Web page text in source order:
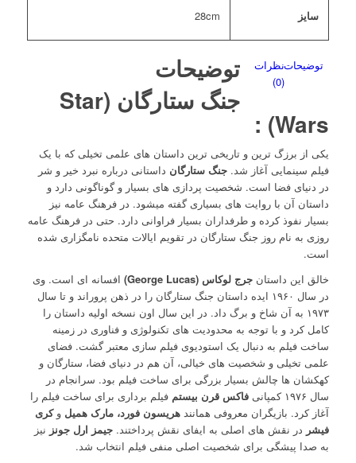
سایز 28cm
توضیحاتنظرات
(0)
توضیحات
جنگ ستارگان (Star
Wars) :
یکی از برزگ ترین و تاریخی ترین داستان های علمی تخیلی که با یک
فیلم سینمایی آغاز شد. جنگ ستارگان داستانی درباره نبرد خیر و شر
در دنیای فضا است. شخصیت پردازی های بسیار و گوناگونی دارد و
داستان آن با روایت های بسیاری گفته میشود. در فرهنگ عامه نیز
بسیار نفوذ کرده و طرفداران بسیار فراوانی دارد. حتی در فرهنگ عامه
روزی به نام روز جنگ ستارگان در تقویم ایالات متحده نامگزاری شده
است.
خالق این داستان جرج لوکاس (George Lucas)
افسانه ای است. وی
در سال ۱۹۶۰ ایده داستان جنگ ستارگان را در ذهن پروراند و تا سال
۱۹۷۳ به آن شاخ و برگ داد. در این سال اون نسخه اولیه داستان را
کامل کرد و با توجه به محدودیت های تکنولوژی و فناوری در زمینه
ساخت فیلم به دنبال یک استودیوی فیلم سازی معتبر گشت. فضای
علمی تخیلی و شخصیت های خیالی، آن هم در دنیای فضا، ستارگان و
کهکشان ها چالش بسیار بزرگی برای ساخت فیلم بود. سرانجام در
سال ۱۹۷۶ کمپانی
فاکس قرن بیستم فیلم برداری برای ساخت فیلم را
آغاز کرد. بازیگران معروفی همانند هریسون فورد، مارک همیل وکری
فیشر در نقش های اصلی به ایفای نقش پرداختند. جیمز ارل جونز نیز
به صدا پیشگی برای شخصیت اصلی منفی فیلم انتخاب شد.